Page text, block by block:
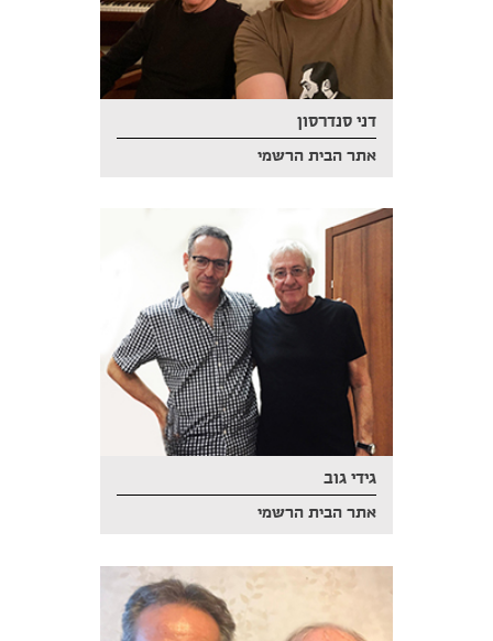
דני סנדרסון
אתר הבית הרשמי
גידי גוב
אתר הבית הרשמי